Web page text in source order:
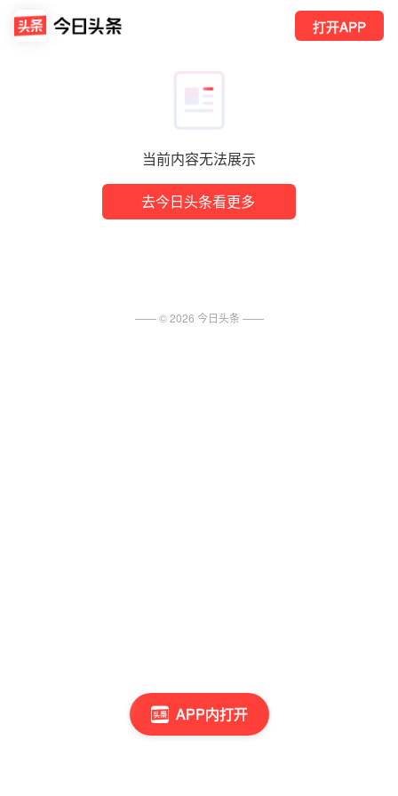
当前内容无法展示
去今日头条看更多
打开APP
APP内打开
—— ©2026 今日头条 ——